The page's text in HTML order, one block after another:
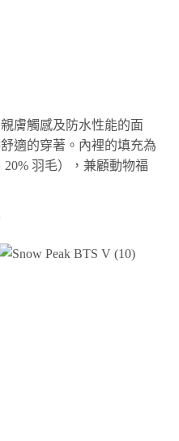
膚觸感及防水性能的面
適的穿著。內裡的填充為
20% 羽毛），兼顧動物福